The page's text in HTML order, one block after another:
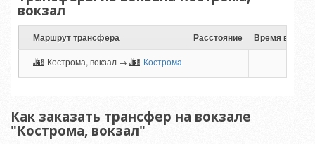
вокзал
Маршрут трансфера Расстояние Время в пути
Кострома, вокзал → Кострома
Как заказать трансфер на вокзале
"Кострома, вокзал"